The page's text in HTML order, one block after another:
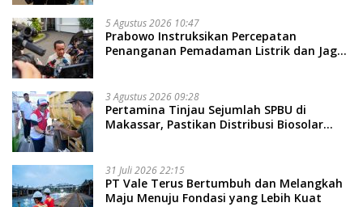
5 Agustus 2026 10:47
Prabowo Instruksikan Percepatan
Penanganan Pemadaman Listrik dan Jaga
3 Agustus 2026 09:28
Pertamina Tinjau Sejumlah SPBU di
Makassar, Pastikan Distribusi Biosolar
31 Juli 2026 22:15
PT Vale Terus Bertumbuh dan Melangkah
Maju Menuju Fondasi yang Lebih Kuat